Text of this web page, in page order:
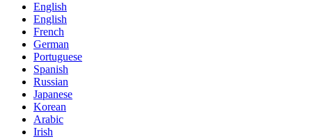
English
English
French
German
Portuguese
Spanish
Russian
Japanese
Korean
Arabic
Irish